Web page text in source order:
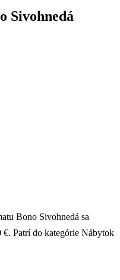
Sivohnedá
Bono Sivohnedá sa
€. Patrí do kategórie Nábytok